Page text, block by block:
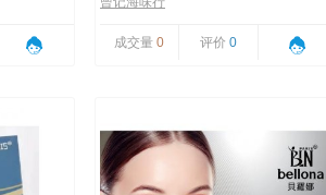
成交量 0 评价 0